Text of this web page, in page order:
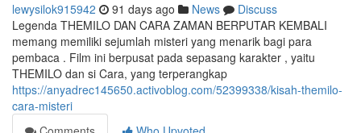
lewysilok915942 91 days ago News
Discuss
Legenda THEMILO DAN CARA ZAMAN BERPUTAR KEMBALI
memang memiliki sejumlah misteri yang menarik bagi para
pembaca . Film ini berpusat pada sepasang karakter , yaitu
THEMILO dan si Cara, yang terperangkap
https://anyadrec145650.activoblog.com/52399338/kisah-themilo-
cara-misteri